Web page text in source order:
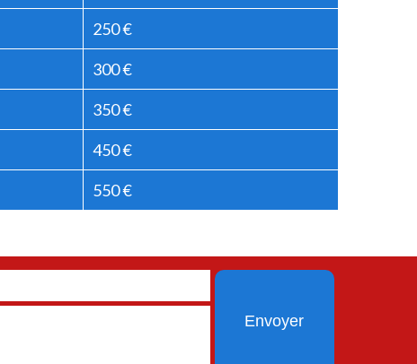
250 €
300 €
350 €
450 €
550 €